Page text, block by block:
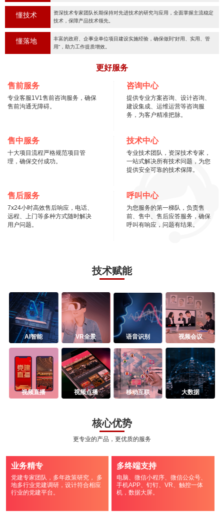
懂技术
资深技术专家团队长期保持对先进技术的研究与应用，全面掌握主流稳定
技术，保障产品技术领先。
懂落地
丰富的政府、企事业单位项目建设实施经验，确保做到“好用、实用、管
用“，助力工作提质增效。
更好服务
售前服务
专业客服1V1售前咨询服务，确保
售前沟通无障碍。
咨询中心
提供专业方案咨询、设计咨询、
建设集成、运维运营等咨询服
务，为客户精准把脉。
售中服务
十大项目流程严格规范项目管
理，确保交付成功。
技术中心
专业技术团队，资深技术专家，
一站式解决所有技术问题，为您
提供安全可靠的技术保障。
售后服务
7x24小时高效售后响应，电话、
远程、上门等多种方式随时解决
用户问题。
呼叫中心
为您服务的第一梯队，负责售
前、售中、售后应答服务，确保
呼叫有响应，问题有结果。
技术赋能
AI智能 VR全景 语音识别 视频会议
视频直播 视频点播 移动互联 大数据
核心优势
更专业的产品，更优质的服务
业务精专
党建专家团队，多年政策研究， 多
地多行业党建调研，设计符合相应
行业的党建平台。
多终端支持
电脑、微信小程序、微信公众号、
手机APP、钉钉、VR、触控一体
机，数据大屏。